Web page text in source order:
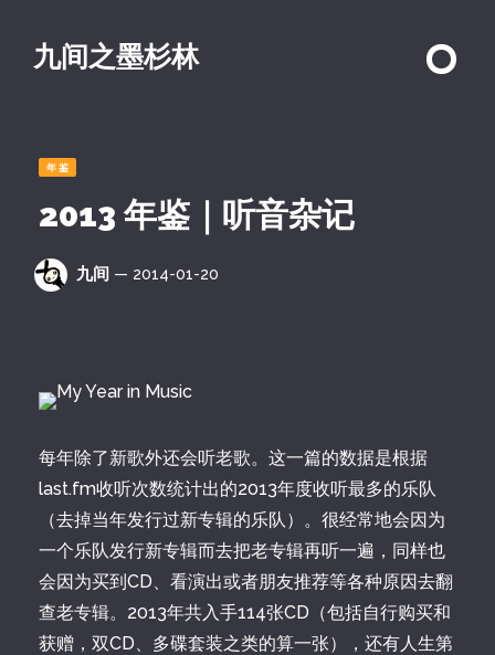
九间之墨杉林
年鉴
2013 年鉴｜听音杂记
九间 — 2014-01-20
每年除了新歌外还会听老歌。这一篇的数据是根据
last.fm收听次数统计出的2013年度收听最多的乐队
（去掉当年发行过新专辑的乐队）。很经常地会因为
一个乐队发行新专辑而去把老专辑再听一遍，同样也
会因为买到CD、看演出或者朋友推荐等各种原因去翻
查老专辑。2013年共入手114张CD（包括自行购买和
获赠，双CD、多碟套装之类的算一张），还有人生第